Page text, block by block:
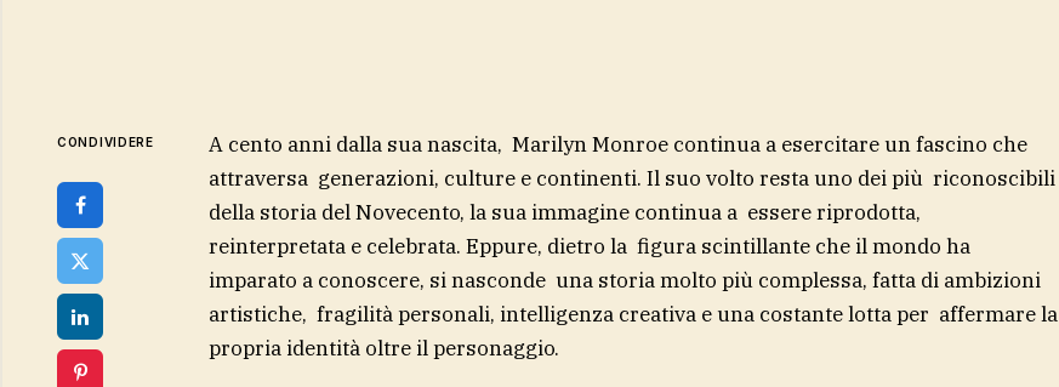
CONDIVIDERE
A cento anni dalla sua nascita, Marilyn Monroe continua a esercitare un fascino che
attraversa generazioni, culture e continenti. Il suo volto resta uno dei più riconoscibili
della storia del Novecento, la sua immagine continua a essere riprodotta,
reinterpretata e celebrata. Eppure, dietro la figura scintillante che il mondo ha
imparato a conoscere, si nasconde una storia molto più complessa, fatta di ambizioni
artistiche, fragilità personali, intelligenza creativa e una costante lotta per affermare la
propria identità oltre il personaggio.